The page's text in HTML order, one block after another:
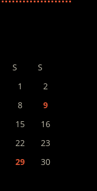
S
S
1
2
8
9
15
16
22
23
29
30